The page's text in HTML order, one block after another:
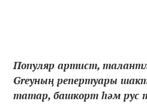
Популяр артист,
Greyның репертуары
татар, башкорт һәм рус